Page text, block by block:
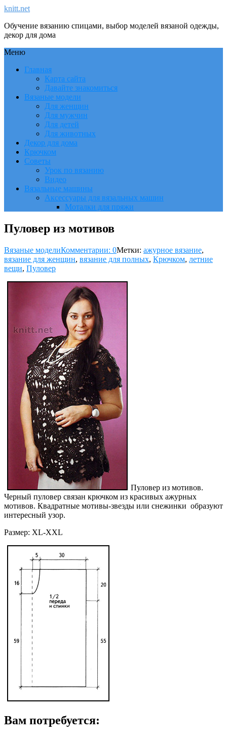
knitt.net
Обучение вязанию спицами, выбор моделей вязаной одежды,
декор для дома
Меню
Главная
Карта сайта
Давайте знакомиться
Вязаные модели
Для женщин
Для мужчин
Для детей
Для животных
Декор для дома
Крючком
Советы
Урок по вязанию
Видео
Вязальные машины
Аксессуары для вязальных машин
Моталки для пряжи
Пуловер из мотивов
Вязаные моделиКомментарии: 0Метки: ажурное вязание,
вязание для женщин, вязание для полных, Крючком, летние
вещи, Пуловер
Пуловер из мотивов.
Черный пуловер связан крючком из красивых ажурных
мотивов. Квадратные мотивы-звезды или снежинки образуют
интересный узор.
Размер: XL-XXL
Вам потребуется: